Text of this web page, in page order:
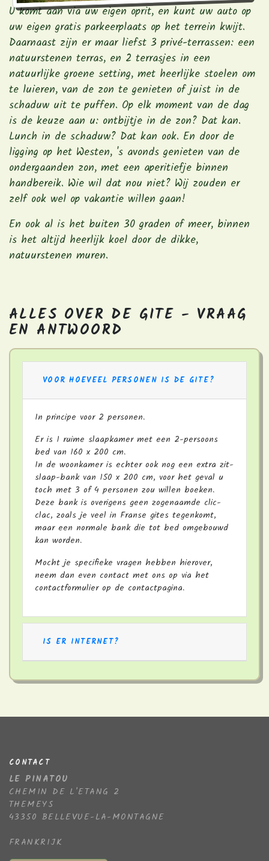
U komt aan via uw eigen oprit, en kunt uw auto op
uw eigen gratis parkeerplaats op het terrein kwijt.
Daarnaast zijn er maar liefst 3 privé-terrassen: een
natuurstenen terras, en 2 terrasjes in een
natuurlijke groene setting, met heerlijke stoelen om
te luieren, van de zon te genieten of juist in de
schaduw uit te puffen. Op elk moment van de dag
is de keuze aan u: ontbijtje in de zon? Dat kan.
Lunch in de schaduw? Dat kan ook. En door de
ligging op het Westen, 's avonds genieten van de
ondergaanden zon, met een aperitiefje binnen
handbereik. Wie wil dat nou niet? Wij zouden er
zelf ook wel op vakantie willen gaan!
En ook al is het buiten 30 graden of meer, binnen
is het altijd heerlijk koel door de dikke,
natuurstenen muren.
ALLES OVER DE GITE - VRAAG
EN ANTWOORD
VOOR HOEVEEL PERSONEN IS DE GITE?
In principe voor 2 personen.
Er is 1 ruime slaapkamer met een 2-persoons
bed van 160 x 200 cm.
In de woonkamer is echter ook nog een extra zit-
slaap-bank van 150 x 200 cm, voor het geval u
toch met 3 of 4 personen zou willen boeken.
Deze bank is overigens geen zogenaamde clic-
clac, zoals je veel in Franse gites tegenkomt,
maar een normale bank die tot bed omgebouwd
kan worden.
Mocht je specifieke vragen hebben hierover,
neem dan even contact met ons op via het
contactformulier op de contactpagina.
IS ER INTERNET?
CONTACT
LE PINATOU
CHEMIN DE L'ETANG 2
THEMEYS
43350 BELLEVUE-LA-MONTAGNE
FRANKRIJK